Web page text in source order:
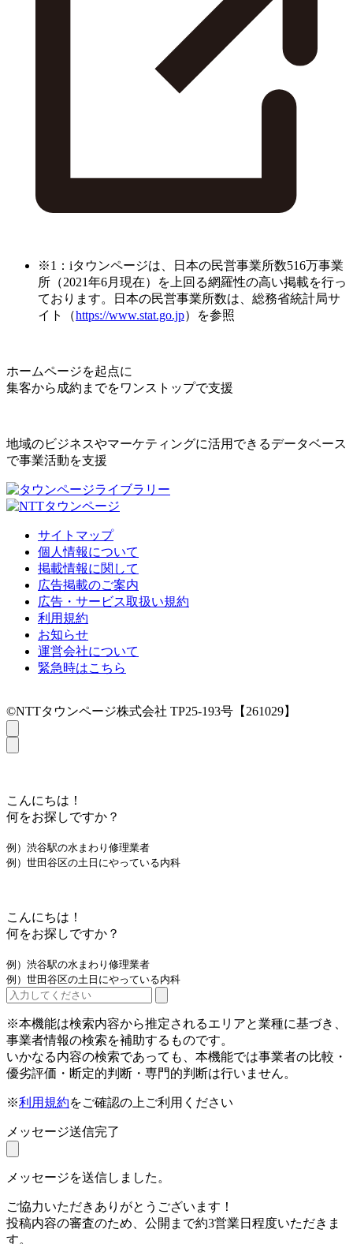
※1：iタウンページは、日本の民営事業所数516万事業
所（2021年6月現在）を上回る網羅性の高い掲載を行っ
ております。日本の民営事業所数は、総務省統計局サ
イト（https://www.stat.go.jp）を参照
ホームページを起点に
集客から成約までをワンストップで支援
地域のビジネスやマーケティングに活用できるデータベース
で事業活動を支援
サイトマップ
個人情報について
掲載情報に関して
広告掲載のご案内
広告・サービス取扱い規約
利用規約
お知らせ
運営会社について
緊急時はこちら
©NTTタウンページ株式会社 TP25-193号【261029】
こんにちは！
何をお探しですか？
例）渋谷駅の水まわり修理業者
例）世田谷区の土日にやっている内科
こんにちは！
何をお探しですか？
例）渋谷駅の水まわり修理業者
例）世田谷区の土日にやっている内科
※本機能は検索内容から推定されるエリアと業種に基づき、
事業者情報の検索を補助するものです。
いかなる内容の検索であっても、本機能では事業者の比較・
優劣評価・断定的判断・専門的判断は行いません。
※利用規約をご確認の上ご利用ください
メッセージ送信完了
メッセージを送信しました。
ご協力いただきありがとうございます！
投稿内容の審査のため、公開まで約3営業日程度いただきま
す。